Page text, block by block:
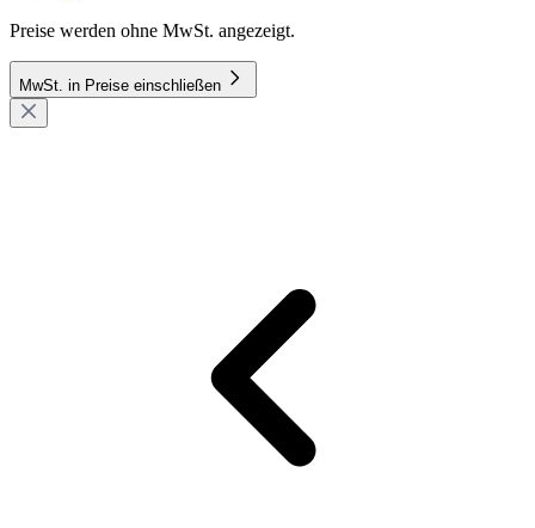
Preise werden ohne MwSt. angezeigt.
MwSt. in Preise einschließen